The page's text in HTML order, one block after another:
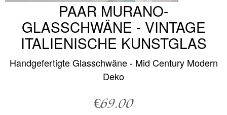
PAAR MURANO-
GLASSCHWÄNE - VINTAGE
ITALIENISCHE KUNSTGLAS
Handgefertigte Glasschwäne - Mid Century Modern
Deko
€69.00